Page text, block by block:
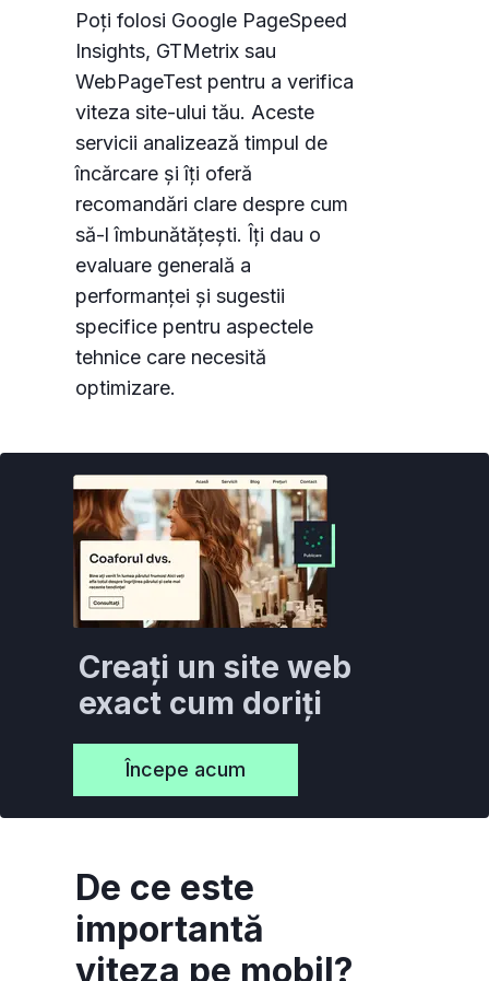
Poți folosi Google PageSpeed
Insights, GTMetrix sau
WebPageTest pentru a verifica
viteza site-ului tău. Aceste
servicii analizează timpul de
încărcare și îți oferă
recomandări clare despre cum
să-l îmbunătățești. Îți dau o
evaluare generală a
performanței și sugestii
specifice pentru aspectele
tehnice care necesită
optimizare.
Începe acum
Creați un site web
exact cum doriți
De ce este
importantă
viteza pe mobil?